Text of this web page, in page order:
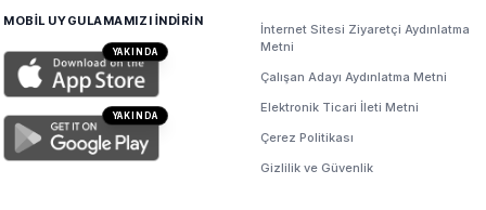
MOBİL UYGULAMAMIZI İNDİRİN
YAKINDA
YAKINDA
İnternet Sitesi Ziyaretçi Aydınlatma
Metni
Çalışan Adayı Aydınlatma Metni
Elektronik Ticari İleti Metni
Çerez Politikası
Gizlilik ve Güvenlik